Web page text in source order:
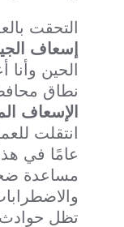
التحقت
إسعاف
الحين
نطاق
الإسعاف
عامًا في
مساعدة
تظل